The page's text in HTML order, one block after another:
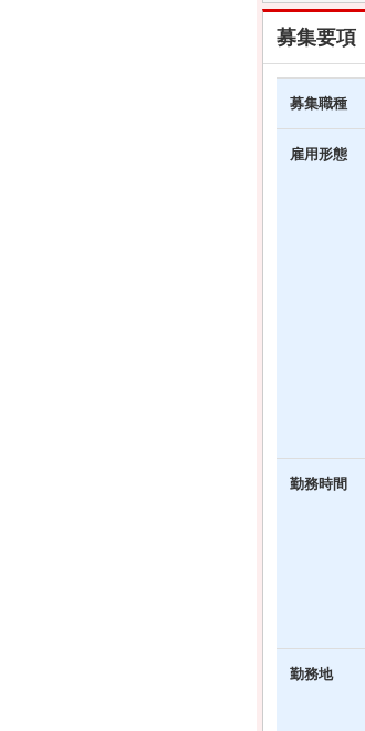
募集要項
募集職種
雇用形態
勤務時間
勤務地